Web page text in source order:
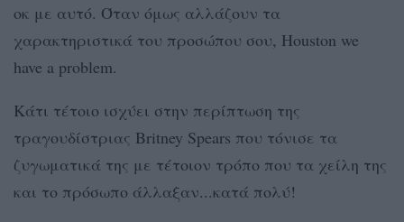
οκ με αυτό. Όταν όμως αλλάζουν τα
χαρακτηριστικά του προσώπου σου, Houston we
have a problem.
Κάτι τέτοιο ισχύει στην περίπτωση της
τραγουδίστριας Britney Spears που τόνισε τα
ζυγωματικά της με τέτοιον τρόπο που τα χείλη της
και το πρόσωπο άλλαξαν...κατά πολύ!